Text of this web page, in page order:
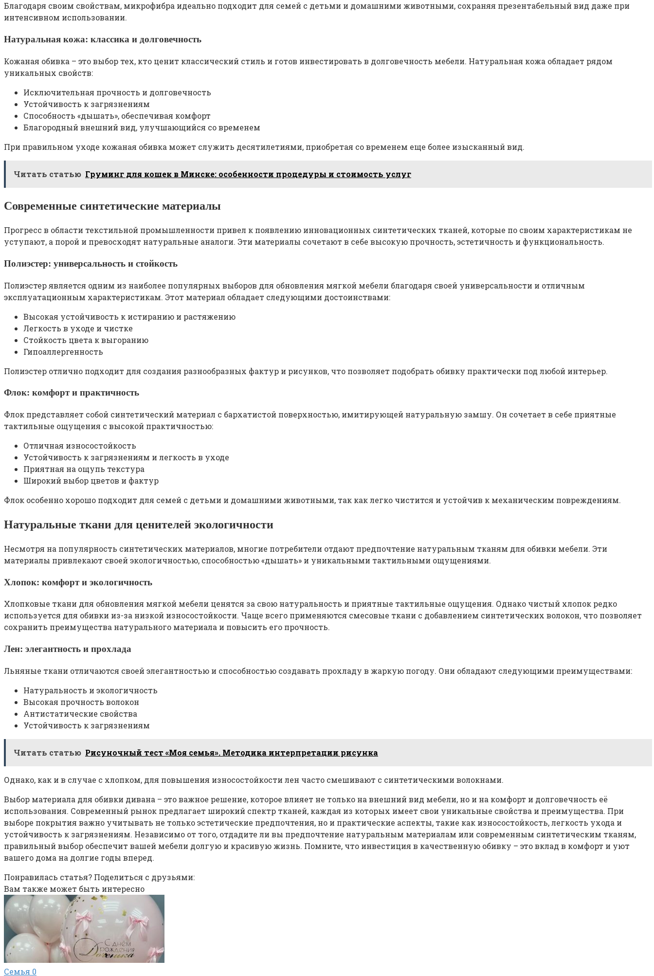
Благодаря своим свойствам, микрофибра идеально подходит для семей с детьми и домашними животными, сохраняя презентабельный вид даже при
интенсивном использовании.
Натуральная кожа: классика и долговечность
Кожаная обивка – это выбор тех, кто ценит классический стиль и готов инвестировать в долговечность мебели. Натуральная кожа обладает рядом
уникальных свойств:
Исключительная прочность и долговечность
Устойчивость к загрязнениям
Способность «дышать», обеспечивая комфорт
Благородный внешний вид, улучшающийся со временем
При правильном уходе кожаная обивка может служить десятилетиями, приобретая со временем еще более изысканный вид.
Читать статью Груминг для кошек в Минске: особенности процедуры и стоимость услуг
Современные синтетические материалы
Прогресс в области текстильной промышленности привел к появлению инновационных синтетических тканей, которые по своим характеристикам не
уступают, а порой и превосходят натуральные аналоги. Эти материалы сочетают в себе высокую прочность, эстетичность и функциональность.
Полиэстер: универсальность и стойкость
Полиэстер является одним из наиболее популярных выборов для обновления мягкой мебели благодаря своей универсальности и отличным
эксплуатационным характеристикам. Этот материал обладает следующими достоинствами:
Высокая устойчивость к истиранию и растяжению
Легкость в уходе и чистке
Стойкость цвета к выгоранию
Гипоаллергенность
Полиэстер отлично подходит для создания разнообразных фактур и рисунков, что позволяет подобрать обивку практически под любой интерьер.
Флок: комфорт и практичность
Флок представляет собой синтетический материал с бархатистой поверхностью, имитирующей натуральную замшу. Он сочетает в себе приятные
тактильные ощущения с высокой практичностью:
Отличная износостойкость
Устойчивость к загрязнениям и легкость в уходе
Приятная на ощупь текстура
Широкий выбор цветов и фактур
Флок особенно хорошо подходит для семей с детьми и домашними животными, так как легко чистится и устойчив к механическим повреждениям.
Натуральные ткани для ценителей экологичности
Несмотря на популярность синтетических материалов, многие потребители отдают предпочтение натуральным тканям для обивки мебели. Эти
материалы привлекают своей экологичностью, способностью «дышать» и уникальными тактильными ощущениями.
Хлопок: комфорт и экологичность
Хлопковые ткани для обновления мягкой мебели ценятся за свою натуральность и приятные тактильные ощущения. Однако чистый хлопок редко
используется для обивки из-за низкой износостойкости. Чаще всего применяются смесовые ткани с добавлением синтетических волокон, что позволяет
сохранить преимущества натурального материала и повысить его прочность.
Лен: элегантность и прохлада
Льняные ткани отличаются своей элегантностью и способностью создавать прохладу в жаркую погоду. Они обладают следующими преимуществами:
Натуральность и экологичность
Высокая прочность волокон
Антистатические свойства
Устойчивость к загрязнениям
Читать статью Рисуночный тест «Моя семья». Методика интерпретации рисунка
Однако, как и в случае с хлопком, для повышения износостойкости лен часто смешивают с синтетическими волокнами.
Выбор материала для обивки дивана – это важное решение, которое влияет не только на внешний вид мебели, но и на комфорт и долговечность её
использования. Современный рынок предлагает широкий спектр тканей, каждая из которых имеет свои уникальные свойства и преимущества. При
выборе покрытия важно учитывать не только эстетические предпочтения, но и практические аспекты, такие как износостойкость, легкость ухода и
устойчивость к загрязнениям. Независимо от того, отдадите ли вы предпочтение натуральным материалам или современным синтетическим тканям,
правильный выбор обеспечит вашей мебели долгую и красивую жизнь. Помните, что инвестиция в качественную обивку – это вклад в комфорт и уют
вашего дома на долгие годы вперед.
Понравилась статья? Поделиться с друзьями:
Вам также может быть интересно
Семья 0